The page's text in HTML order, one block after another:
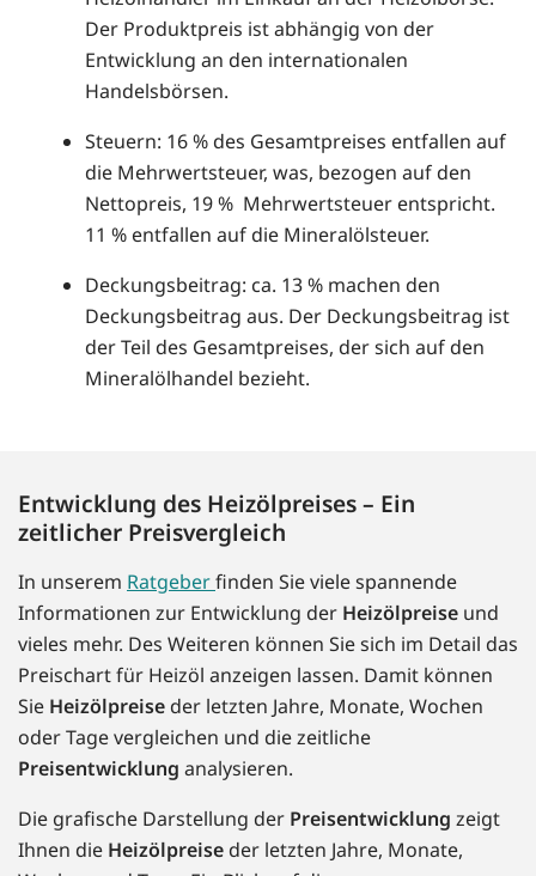
Der Produktpreis ist abhängig von der
Entwicklung an den internationalen
Handelsbörsen.
Steuern: 16 % des Gesamtpreises entfallen auf
die Mehrwertsteuer, was, bezogen auf den
Nettopreis, 19 % Mehrwertsteuer entspricht.
11 % entfallen auf die Mineralölsteuer.
Deckungsbeitrag: ca. 13 % machen den
Deckungsbeitrag aus. Der Deckungsbeitrag ist
der Teil des Gesamtpreises, der sich auf den
Mineralölhandel bezieht.
Entwicklung des Heizölpreises – Ein
zeitlicher Preisvergleich
In unserem Ratgeberfinden Sie viele spannende
Informationen zur Entwicklung der Heizölpreise und
vieles mehr. Des Weiteren können Sie sich im Detail das
Preischart für Heizöl anzeigen lassen. Damit können
Sie Heizölpreise der letzten Jahre, Monate, Wochen
oder Tage vergleichen und die zeitliche
Preisentwicklung analysieren.
Die grafische Darstellung der Preisentwicklung zeigt
Ihnen die Heizölpreise der letzten Jahre, Monate,